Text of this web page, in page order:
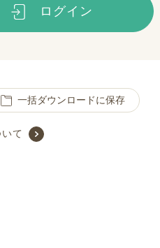
ログイン
一括ダウンロードに保存
て